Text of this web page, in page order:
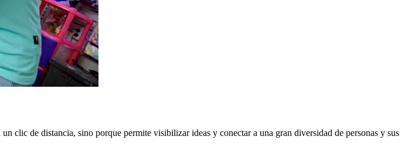
clic de distancia, sino porque permite visibilizar ideas y conectar a una gran diversidad de personas y sus